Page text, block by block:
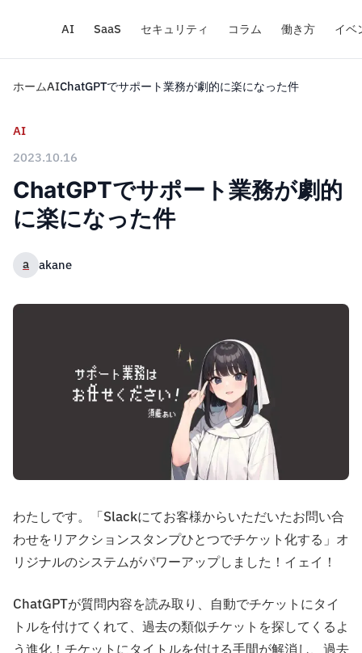
AI SaaS セキュリティ コラム 働き方 イベ
ホームAIChatGPTでサポート業務が劇的に楽になった件
AI
2023.10.16
ChatGPTでサポート業務が劇的
に楽になった件
a akane
わたしです。「Slackにてお客様からいただいたお問い合
わせをリアクションスタンプひとつでチケット化する」オ
リジナルのシステムがパワーアップしました！イェイ！
ChatGPTが質問内容を読み取り、自動でチケットにタイ
トルを付けてくれて、過去の類似チケットを探してくるよ